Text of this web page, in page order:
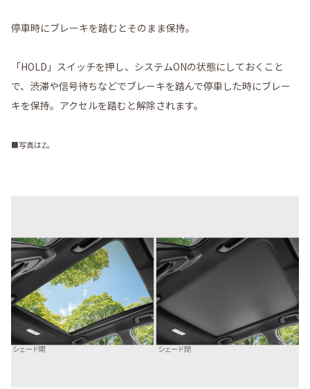
停車時にブレーキを踏むとそのまま保持。
「HOLD」スイッチを押し、システムONの状態にしておくこと
で、渋滞や信号待ちなどでブレーキを踏んで停車した時にブレー
キを保持。アクセルを踏むと解除されます。
■写真はZ。